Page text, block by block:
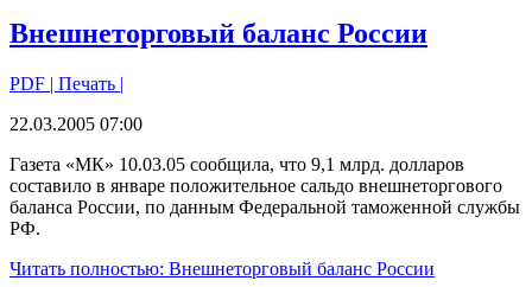
Внешнеторговый баланс России
PDF | Печать |
22.03.2005 07:00
Газета «МК» 10.03.05 сообщила, что 9,1 млрд. долларов
составило в январе положительное сальдо внешнеторгового
баланса России, по данным Федеральной таможенной службы
РФ.
Читать полностью: Внешнеторговый баланс России